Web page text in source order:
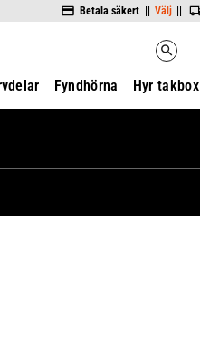
Betala säkert || Välj ||
search
Fyndhörna Hyr takbox